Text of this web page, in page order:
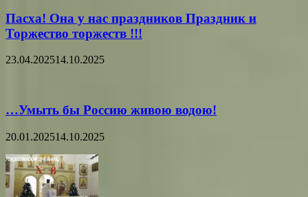
Пасха! Она у нас праздников Праздник и
Торжество торжеств !!!
23.04.202514.10.2025
…Умыть бы Россию живою водою!
20.01.202514.10.2025